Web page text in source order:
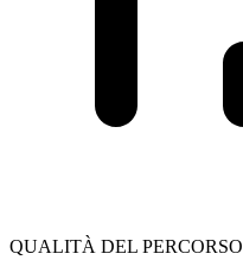
QUALITÀ DEL PERCORSO